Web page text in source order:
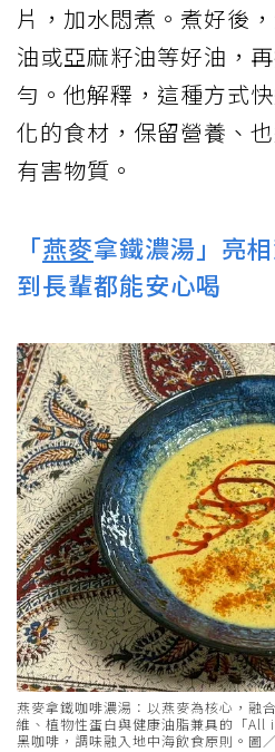
片，加水悶煮。煮好後
油或亞麻籽油等好油，
勻。他解釋，這種方式
化的食材，保留營養、
有害物質。
「燕麥拿鐵濃湯」亮
到長輩都能安心喝
燕麥拿鐵咖啡濃湯：以燕麥為核心，融
維、植物性蛋白與健康油脂兼具的「
黑咖啡，調味融入地中海飲食原則。圖